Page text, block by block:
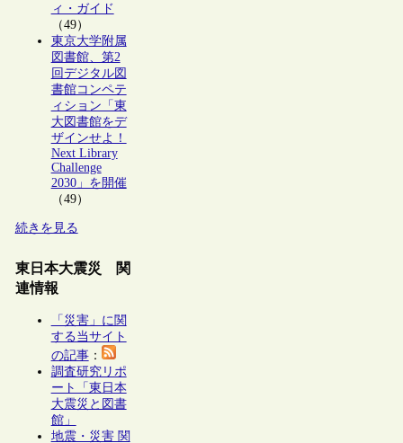
ィ・ガイド
（49）
東京大学附属
図書館、第2
回デジタル図
書館コンペテ
ィション「東
大図書館をデ
ザインせよ！
Next Library
Challenge
2030」を開催
（49）
続きを見る
東日本大震災 関
連情報
「災害」に関
する当サイト
の記事：
調査研究リポ
ート「東日本
大震災と図書
館」
地震・災害 関